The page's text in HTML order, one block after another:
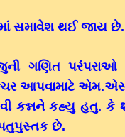
સમાવેશ થઈ જાય છે.
ગણિત
આપવામાટે
કન્નને કહ્યુ હતુ.
છે.